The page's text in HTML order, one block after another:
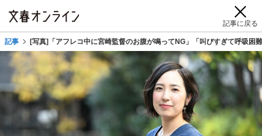
記事に戻る
記事 [写真]「アフレコ中に宮崎監督のお腹が鳴ってNG」「叫びすぎて呼吸困